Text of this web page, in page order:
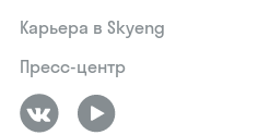
Карьера в Skyeng
Пресс-центр